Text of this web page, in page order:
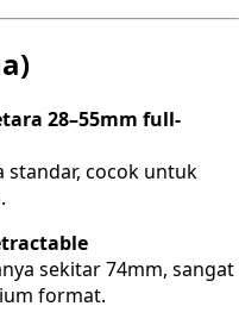
28–55mm full-
standar, cocok untuk
sekitar 74mm, sangat
format.